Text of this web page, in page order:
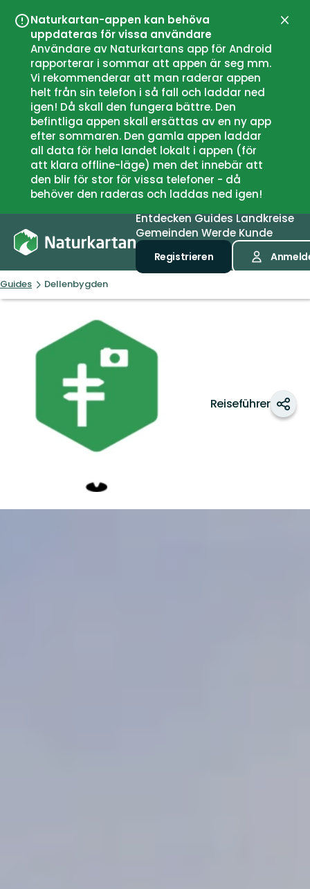
Naturkartan-appen kan behöva
uppdateras för vissa användare
Användare av Naturkartans app för Android
rapporterar i sommar att appen är seg mm.
Vi rekommenderar att man raderar appen
helt från sin telefon i så fall och laddar ned
igen! Då skall den fungera bättre. Den
befintliga appen skall ersättas av en ny app
efter sommaren. Den gamla appen laddar
all data för hela landet lokalt i appen (för
att klara offline-läge) men det innebär att
den blir för stor för vissa telefoner - då
behöver den raderas och laddas ned igen!
EntdeckenGuidesLandkreise
Gemeinden Werde Kunde
Registrieren
Guides Dellenbygden
Reiseführer